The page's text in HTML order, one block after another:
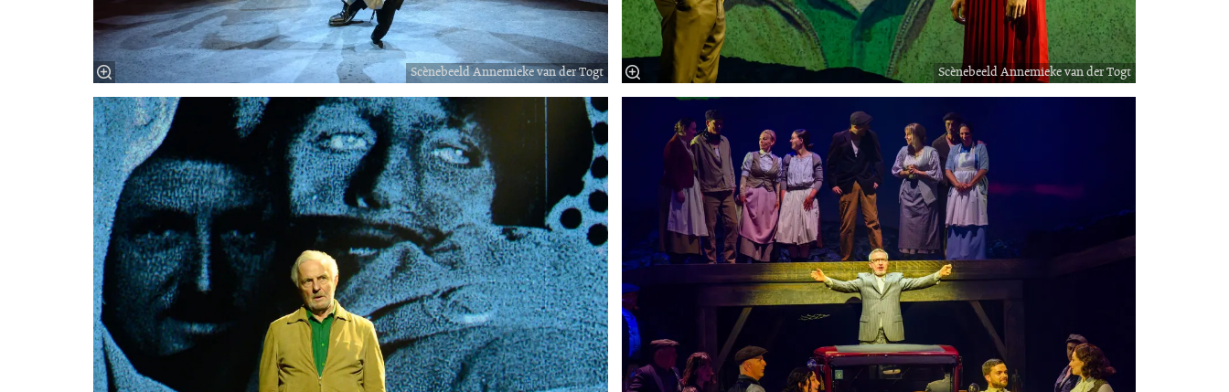
Scènebeeld Annemieke van der Togt Scènebeeld Annemieke van der Togt